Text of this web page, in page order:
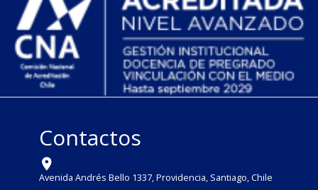
Contactos
Avenida Andrés Bello 1337, Providencia, Santiago, Chile